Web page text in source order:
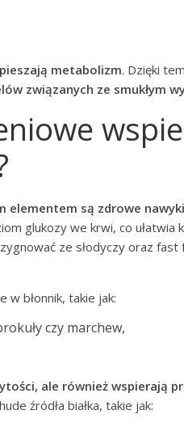
metabolizm. Dzięki
związanych ze smukłym
elementem są zdrowe
glukozy we krwi, co ułatwia
ze słodyczy oraz
błonnik, takie jak:
czy marchew,
ale również wspierają
źródła białka, takie jak: